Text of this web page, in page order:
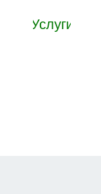
Услуги